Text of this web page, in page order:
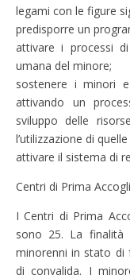
legami con le figure
predisporre un
attivare i processi
umana del minore;
sostenere i minori
attivando un
sviluppo delle
l’utilizzazione di
attivare il sistema di
Centri di Prima
I Centri di Prima
sono 25. La finalità
minorenni in stato di
di convalida. I